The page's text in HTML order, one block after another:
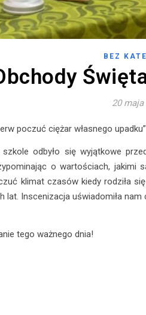
BEZ
20 maja
poczuć ciężar własnego upadku”
odbyło się wyjątkowe
o wartościach,
klimat czasów kiedy rodziła
Inscenizacja uświadomiła
tego ważnego dnia!